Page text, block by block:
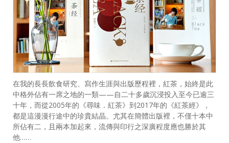
在我的長長飲食研究、寫作生涯與出版歷程裡，紅茶，始終是此
中格外佔有一席之地的一類——自二十多歲沉浸投入至今已逾三
十年，而從2005年的《尋味．紅茶》到2017年的《紅茶經》，
都是這漫漫行途中的珍貴結晶。尤其在簡體出版裡，不僅十本中
所佔有二，且兩本加起來，流傳與印行之深廣程度應也勝於其
他……